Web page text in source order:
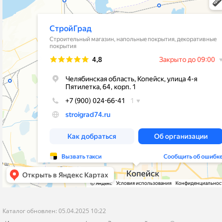
Я даю согласие на обработку моих персональных данных
ОПУБЛИКОВАТЬ
Нажатием на кнопку «Опубликовать» я даю свое согласие на обработку
персональных данных в соответствии суказанными условиями.
Новости
Политика конфиденциальности
stroygrad.kopeysk@mail.ru
Челябинская обл.,г.Копейск , ул.4-
Пятилетки,64,рынок"Народный Двор"
корпус 1- Стройматериалы и Отделка
корпус 2 - Кафель и Сантехника
пн-пт с 9-00 до 19-00
сб-вс с 9-00 до 18-00
Каталог обновлен: 05.04.2025 10:22